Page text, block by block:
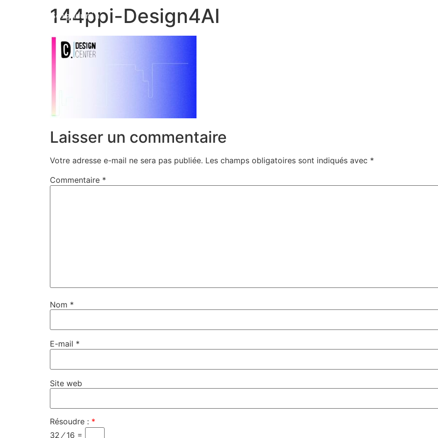
Marion Seigneurin​
144ppi-Design4AI
Laisser un commentaire
Votre adresse e-mail ne sera pas publiée. Les champs obligatoires sont indiqués avec *
Commentaire *
Nom *
E-mail *
Site web
Résoudre : *
32 ⁄ 16 =